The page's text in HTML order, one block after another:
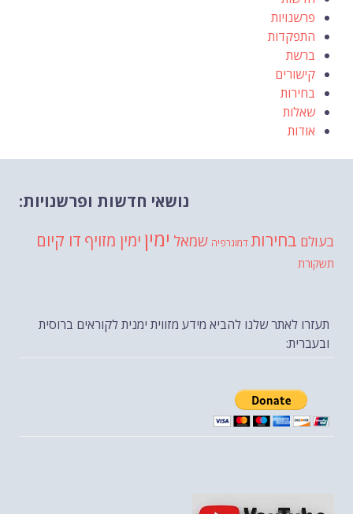
פרשנויות
התפקדות
ברשת
קישורים
בחירות
שאלות
אודות
נושאי חדשות ופרשנויות:
בעולם בחירות דמוגרפיה שמאל ימין ימין מזויף דו קיום
תשקורת
תעזרו לאתר שלנו להביא מידע מזווית ימנית לקוראים ברוסית
ובעברית: